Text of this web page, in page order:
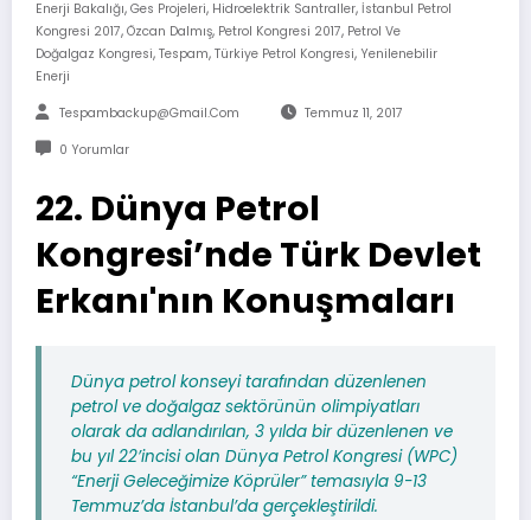
Enerji Bakalığı, Ges Projeleri, Hidroelektrik Santraller, İstanbul Petrol
Kongresi 2017, Özcan Dalmış, Petrol Kongresi 2017, Petrol Ve
Doğalgaz Kongresi, Tespam, Türkiye Petrol Kongresi, Yenilenebilir
Enerji
Tespambackup@gmail.com Temmuz 11, 2017
0 Yorumlar
22. Dünya Petrol
Kongresi’nde Türk Devlet
Erkanı'nın Konuşmaları
Dünya petrol konseyi tarafından düzenlenen
petrol ve doğalgaz sektörünün olimpiyatları
olarak da adlandırılan, 3 yılda bir düzenlenen ve
bu yıl 22’incisi olan Dünya Petrol Kongresi (WPC)
“Enerji Geleceğimize Köprüler” temasıyla 9-13
Temmuz’da İstanbul’da gerçekleştirildi.